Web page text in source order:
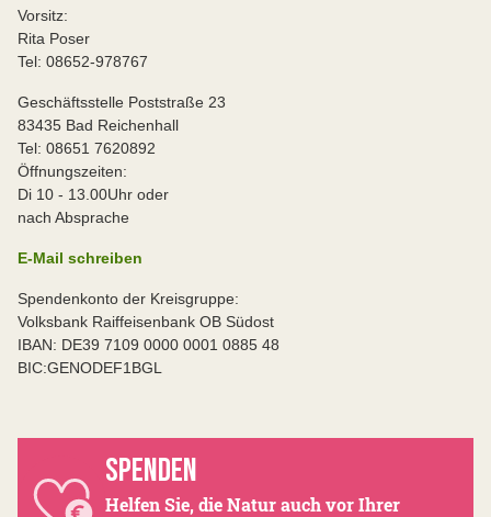
Vorsitz:
Rita Poser
Tel: 08652-978767
Geschäftsstelle Poststraße 23
83435 Bad Reichenhall
Tel: 08651 7620892
Öffnungszeiten:
Di 10 - 13.00Uhr oder
nach Absprache
E-Mail schreiben
Spendenkonto der Kreisgruppe:
Volksbank Raiffeisenbank OB Südost
IBAN: DE39 7109 0000 0001 0885 48
BIC:GENODEF1BGL
SPENDEN
Helfen Sie, die Natur auch vor Ihrer